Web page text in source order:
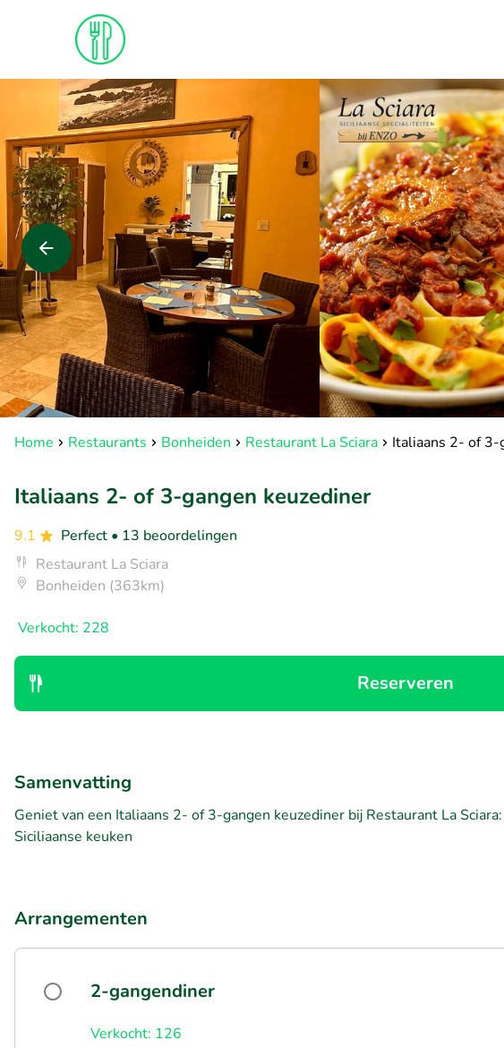
Home Restaurants Bonheiden Restaurant La Sciara Italiaans 2- of 3-
Italiaans 2- of 3-gangen keuzediner
9.1 Perfect • 13 beoordelingen
Restaurant La Sciara
Bonheiden (363km)
Verkocht: 228
Reserveren
Samenvatting
Geniet van een Italiaans 2- of 3-gangen keuzediner bij Restaurant La
Siciliaanse keuken
Arrangementen
2-gangendiner
Verkocht: 126